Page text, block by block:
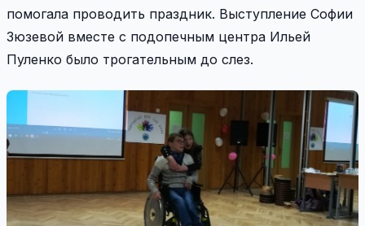
помогала проводить праздник. Выступление Софии
Зюзевой вместе с подопечным центра Ильей
Пуленко было трогательным до слез.